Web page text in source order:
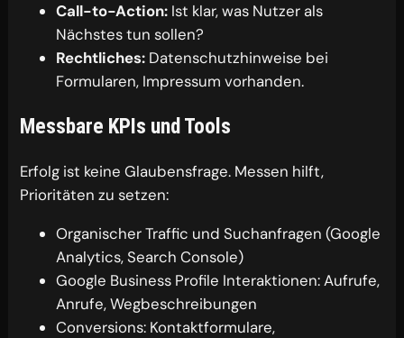
Call-to-Action: Ist klar, was Nutzer als
Nächstes tun sollen?
Rechtliches: Datenschutzhinweise bei
Formularen, Impressum vorhanden.
Messbare KPIs und Tools
Erfolg ist keine Glaubensfrage. Messen hilft,
Prioritäten zu setzen:
Organischer Traffic und Suchanfragen (Google
Analytics, Search Console)
Google Business Profile Interaktionen: Aufrufe,
Anrufe, Wegbeschreibungen
Conversions: Kontaktformulare,